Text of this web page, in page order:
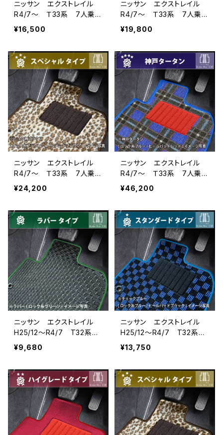
ニッサン エクストレイル
R4/7〜 Ｔ33系 7人乗
フロアマット一式 カーマッ
ト スタンダードタイプ
¥16,500
ニッサン エクストレイル
R4/7〜 Ｔ33系 7人乗
フロアマット一式 カーマッ
ト ハイグレードタイプ
¥19,800
ニッサン エクストレイル
R4/7〜 Ｔ33系 7人乗
フロアマット一式 カーマッ
ト スペシャルタイプ
¥24,200
ニッサン エクストレイル
R4/7〜 Ｔ33系 7人乗
フロアマット一式 カーマッ
ト 神戸タータン 特別受
¥46,200
ニッサン エクストレイル
H25/12〜R4/7 T32系
5人乗 フロアマット一式
カーマット 防水 ラバー
¥9,680
ニッサン エクストレイル
H25/12〜R4/7 T32系
5人乗 フロアマット一式
カーマット スタンダードタ
¥13,750